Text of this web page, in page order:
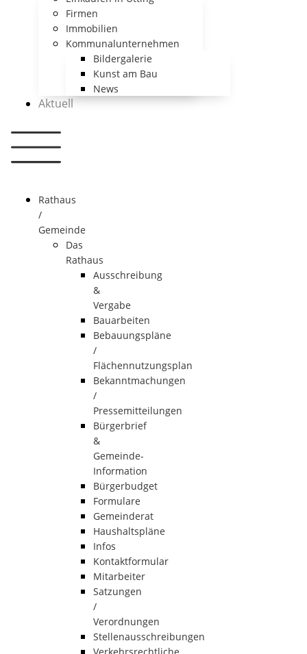
Firmen
Immobilien
Kommunalunternehmen
Bildergalerie
Kunst am Bau
News
Aktuell
Rathaus
/
Gemeinde
Das
Rathaus
Ausschreibung
&
Vergabe
Bauarbeiten
Bebauungspläne
/
Flächennutzungsplan
Bekanntmachungen
/
Pressemitteilungen
Bürgerbrief
&
Gemeinde-
Information
Bürgerbudget
Formulare
Gemeinderat
Haushaltspläne
Infos
Kontaktformular
Mitarbeiter
Satzungen
/
Verordnungen
Stellenausschreibungen
Verkehrsrechtliche